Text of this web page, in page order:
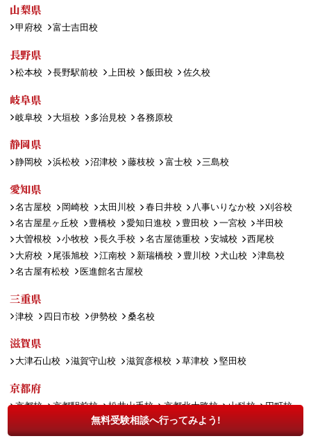
無料受験相談へ行ってみよう!
山梨県
甲府校 富士吉田校
長野県
松本校 長野駅前校 上田校 飯田校 佐久校
岐阜県
岐阜校 大垣校 多治見校 各務原校
静岡県
静岡校 浜松校 沼津校 藤枝校 富士校 三島校
愛知県
名古屋校 岡崎校 太田川校 春日井校 八事いりなか校
刈谷校
名古屋星ヶ丘校
豊橋校 愛知日進校 豊田校 一宮校
半田校
大曽根校
小牧校 長久手校 名古屋徳重校 安城校
西尾校
大府校
尾張旭校 江南校 新瑞橋校 豊川校 犬山校
津島校
名古屋有松校
医進館名古屋校
三重県
津校 四日市校 伊勢校 桑名校
滋賀県
大津石山校 滋賀守山校 滋賀彦根校 草津校 堅田校
京都府
京都校 京都駅前校 松井山手校 京都北大路校 山科校
円町校
出町柳校 宇治校 亀岡校 桂校 福知山校